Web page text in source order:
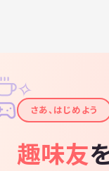
✦
✧
さあ、はじめよう
趣味友